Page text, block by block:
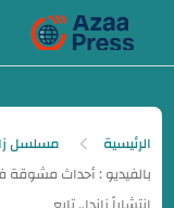
الرئيسية مسلسل